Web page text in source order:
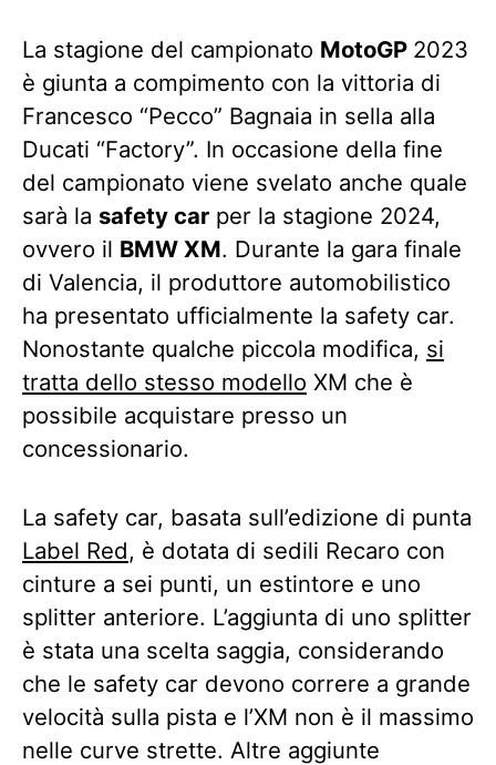
La stagione del campionato MotoGP 2023
è giunta a compimento con la vittoria di
Francesco “Pecco” Bagnaia in sella alla
Ducati “Factory”. In occasione della fine
del campionato viene svelato anche quale
sarà la safety car per la stagione 2024,
ovvero il BMW XM. Durante la gara finale
di Valencia, il produttore automobilistico
ha presentato ufficialmente la safety car.
Nonostante qualche piccola modifica, si
tratta dello stesso modello XM che è
possibile acquistare presso un
concessionario.
La safety car, basata sull’edizione di punta
Label Red, è dotata di sedili Recaro con
cinture a sei punti, un estintore e uno
splitter anteriore. L’aggiunta di uno splitter
è stata una scelta saggia, considerando
che le safety car devono correre a grande
velocità sulla pista e l’XM non è il massimo
nelle curve strette. Altre aggiunte